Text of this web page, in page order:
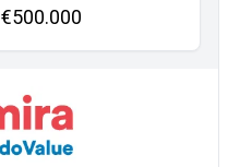
€500.000